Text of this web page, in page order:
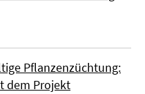
Pflanzenzüchtung:
dem Projekt